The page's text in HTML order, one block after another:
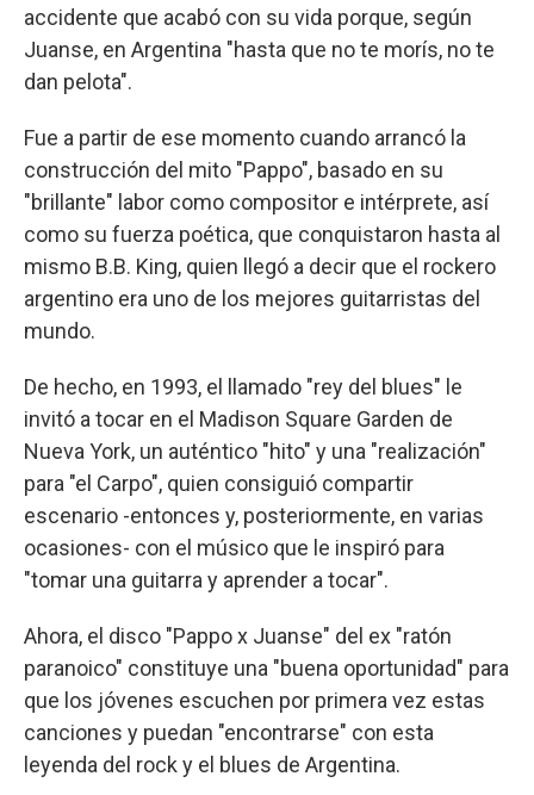
accidente que acabó con su vida porque, según
Juanse, en Argentina "hasta que no te morís, no te
dan pelota".
Fue a partir de ese momento cuando arrancó la
construcción del mito "Pappo", basado en su
"brillante" labor como compositor e intérprete, así
como su fuerza poética, que conquistaron hasta al
mismo B.B. King, quien llegó a decir que el rockero
argentino era uno de los mejores guitarristas del
mundo.
De hecho, en 1993, el llamado "rey del blues" le
invitó a tocar en el Madison Square Garden de
Nueva York, un auténtico "hito" y una "realización"
para "el Carpo", quien consiguió compartir
escenario -entonces y, posteriormente, en varias
ocasiones- con el músico que le inspiró para
"tomar una guitarra y aprender a tocar".
Ahora, el disco "Pappo x Juanse" del ex "ratón
paranoico" constituye una "buena oportunidad" para
que los jóvenes escuchen por primera vez estas
canciones y puedan "encontrarse" con esta
leyenda del rock y el blues de Argentina.